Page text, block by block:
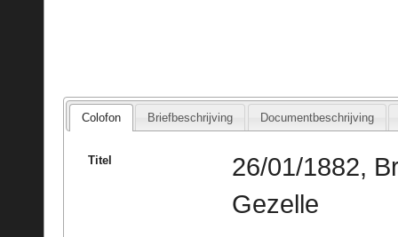
Colofon Briefbeschrijving Documentbeschrijving
Titel
26/01/1882,
Gezelle